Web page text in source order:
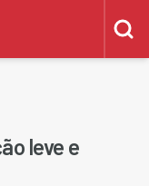
leve e